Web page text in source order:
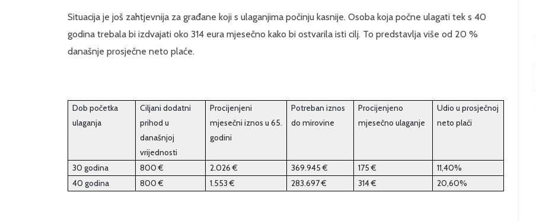
Situacija je još zahtjevnija za građane koji s ulaganjima počinju kasnije. Osoba koja počne ulagati tek s 40
godina trebala bi izdvajati oko 314 eura mjesečno kako bi ostvarila isti cilj. To predstavlja više od 20 %
današnje prosječne neto plaće.
Dob početka
ulaganja
Ciljani dodatni
prihod u
današnjoj
vrijednosti
Procijenjeni
mjesečni iznos u 65.
godini
Potreban iznos
do mirovine
Procijenjeno
mjesečno ulaganje
Udio u prosječnoj
neto plaći
30 godina 800 € 2.026 € 369.945 € 175 €
11,40%
40 godina
800 € 1.553 € 283.697 € 314 € 20,60%